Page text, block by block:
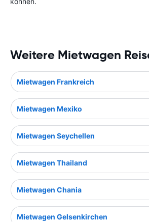
Weitere Mietwagen
Mietwagen Frankreich
Mietwagen Mexiko
Mietwagen Seychellen
Mietwagen Thailand
Mietwagen Chania
Mietwagen Gelsenkirchen